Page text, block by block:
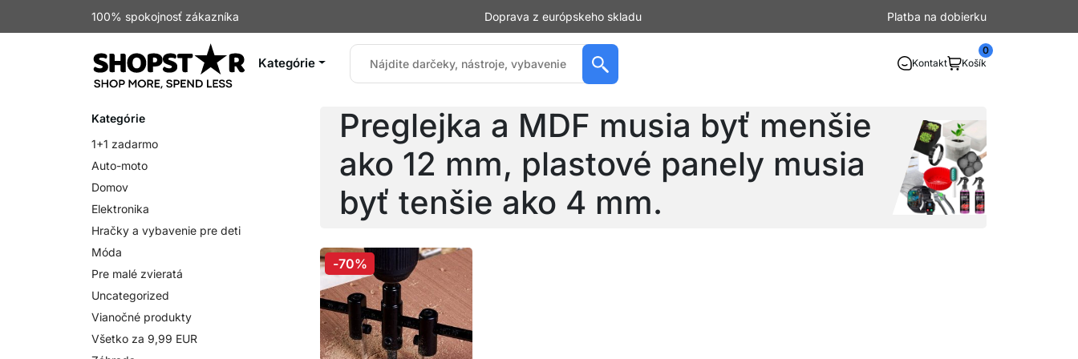
100% spokojnosť zákazníka Doprava z európskeho skladu Platba na dobierku
Kategórie Kontakt Košík
0
Preglejka a MDF musia byť menšie
ako 12 mm, plastové panely musia
byť tenšie ako 4 mm.
-70%
Kategórie
1+1 zadarmo
Auto-moto
Domov
Elektronika
Hračky a vybavenie pre deti
Móda
Pre malé zvieratá
Uncategorized
Vianočné produkty
Všetko za 9,99 EUR